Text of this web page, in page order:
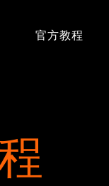
官方教程